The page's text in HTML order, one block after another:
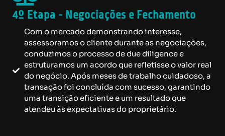
4º Etapa - Negociações e Fechamento
Com o mercado demonstrando interesse,
assessoramos o cliente durante as negociações,
conduzimos o processo de due diligence e
estruturamos um acordo que refletisse o valor real
do negócio. Após meses de trabalho cuidadoso, a
transação foi concluída com sucesso, garantindo
uma transição eficiente e um resultado que
atendeu às expectativas do proprietário.